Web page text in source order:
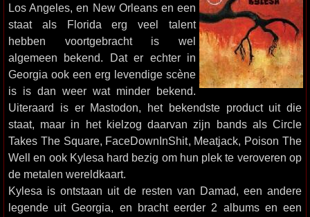
Los Angeles, en New Orleans en een
staat als Florida erg veel talent
hebben voortgebracht is wel
algemeen bekend. Dat er echter in
Georgia ook een erg levendige scène
is is dan weer wat minder bekend.
Uiteraard is er Mastodon, het bekendste product uit die
staat, maar in het kielzog daarvan zijn bands als Circle
Takes The Square, FaceDownInShit, Meatjack, Poison The
Well en ook Kylesa hard bezig om hun plek te veroveren op
de metalen wereldkaart.
Kylesa is ontstaan uit de resten van Damad, een andere
legende uit Georgia, en bracht eerder 2 albums en een